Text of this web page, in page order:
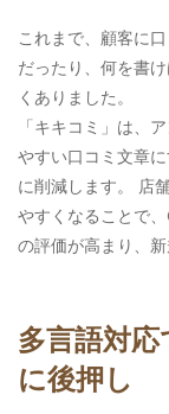
これまで、顧客に
だったり、何を書
くありました。
「キキコミ」は、
やすい口コミ文章
に削減します。 店
やすくなることで
の評価が高まり、
多言語対
に後押し